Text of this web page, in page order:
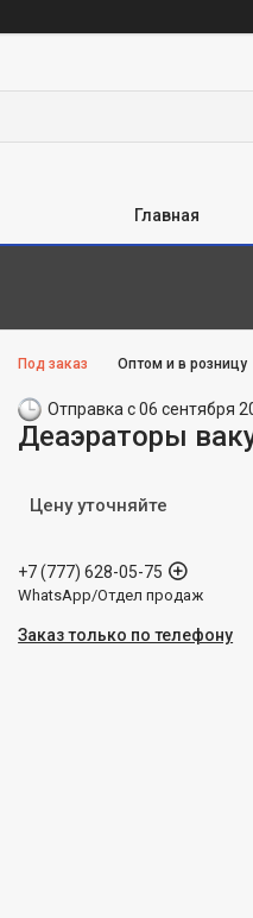
Главная
Под заказ Оптом и в розницу
Отправка с 06 сентября
Деаэраторы
Цену уточняйте
+7 (777) 628-05-75
WhatsApp/Отдел продаж
Заказ только по телефону